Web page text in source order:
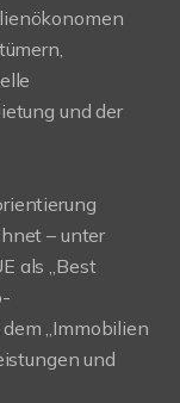
und der
– unter
als „Best
„Immobilien
und